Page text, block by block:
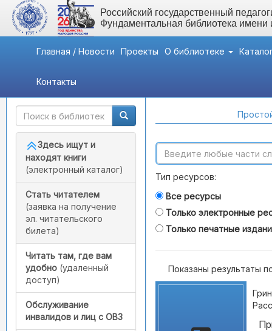
Российский государственный
Фундаментальная библиотека
Главная / Новости Проекты О библиотеке
Контакты
Быстрый доступ
Здесь ищут и
находят книги
(электронный каталог)
Стать читателем
(заявка на получение
эл. читательского
билета)
Читать там, где вам
удобно (удаленный
доступ)
Обслуживание
инвалидов и лиц с ОВЗ
Тип ресурсов:
Все ресурсы
Только электронные
Только печатные
Показаны результаты